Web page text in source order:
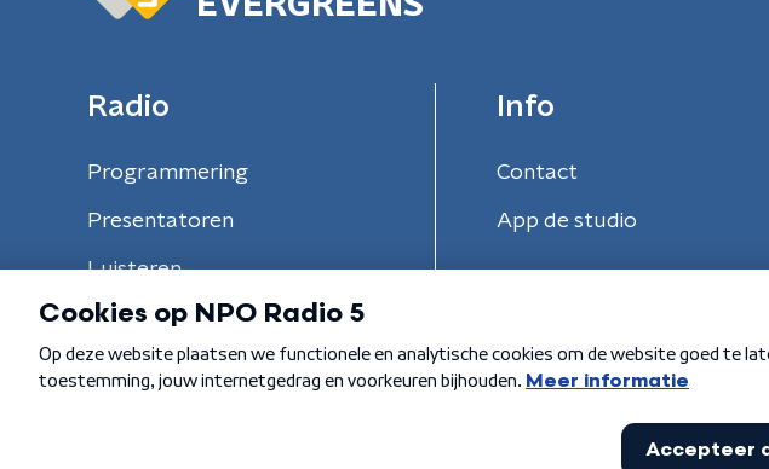
Radio
Programmering
Presentatoren
Luisteren
Info
Contact
App de studio
Algemene voorwaarden Privacybeleid